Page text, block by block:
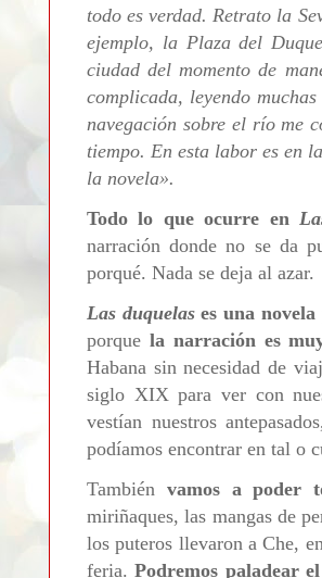
todo es verdad. Retrato la
ejemplo, la Plaza del
ciudad del momento de
complicada, leyendo
navegación sobre el río me
tiempo. En esta labor es en
la novela».
Todo lo que ocurre en
narración donde no se da
porqué. Nada se deja al azar.
Las duquelases una novela
porque la narración es
Habana sin necesidad de
siglo XIX para ver con
vestían nuestros
podíamos encontrar en tal o
También vamos a poder
miriñaques, las mangas de
los puteros llevaron a Che,
feria.Podremos paladear